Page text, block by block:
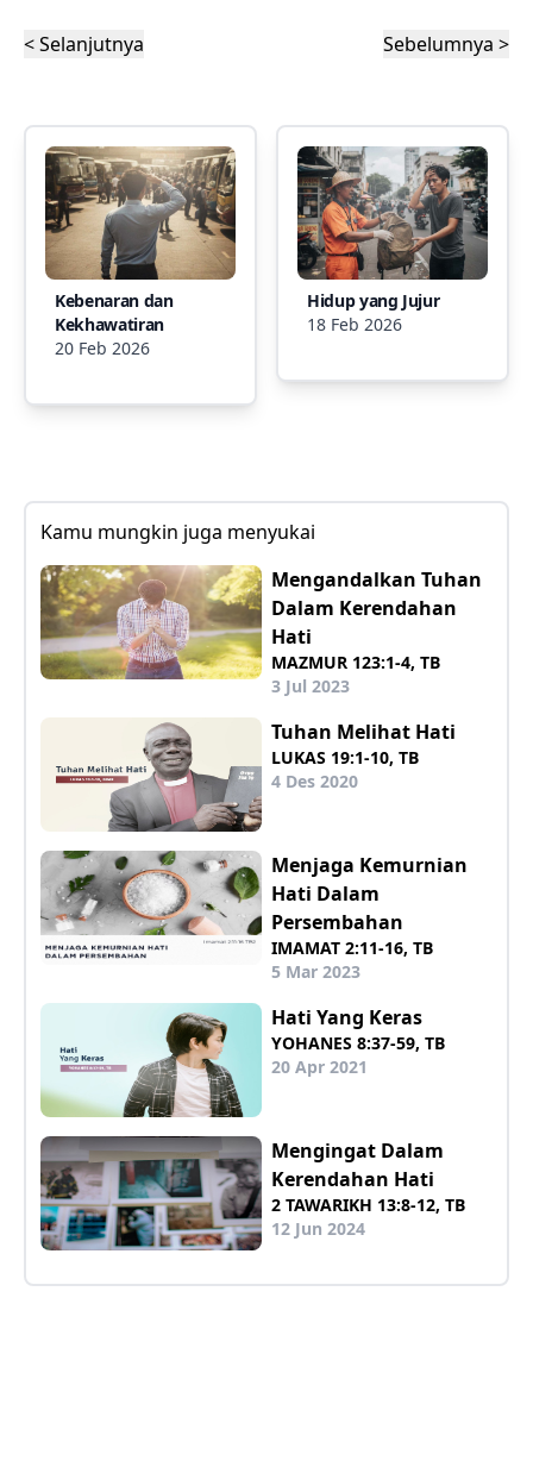
< Selanjutnya Sebelumnya >
Kebenaran dan
Kekhawatiran
20 Feb 2026
Hidup yang Jujur
18 Feb 2026
Kamu mungkin juga menyukai
Mengandalkan Tuhan
Dalam Kerendahan
Hati
MAZMUR 123:1-4, TB
3 Jul 2023
Tuhan Melihat Hati
LUKAS 19:1-10, TB
4 Des 2020
Menjaga Kemurnian
Hati Dalam
Persembahan
IMAMAT 2:11-16, TB
5 Mar 2023
Hati Yang Keras
YOHANES 8:37-59, TB
20 Apr 2021
Mengingat Dalam
Kerendahan Hati
2 TAWARIKH 13:8-12, TB
12 Jun 2024